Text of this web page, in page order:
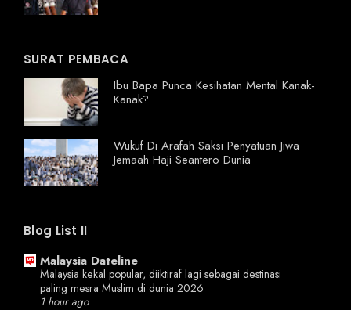
SURAT PEMBACA
Ibu Bapa Punca Kesihatan Mental Kanak-
Kanak?
Wukuf Di Arafah Saksi Penyatuan Jiwa
Jemaah Haji Seantero Dunia
Blog List II
Malaysia Dateline
Malaysia kekal popular, diiktiraf lagi sebagai destinasi
paling mesra Muslim di dunia 2026
1 hour ago